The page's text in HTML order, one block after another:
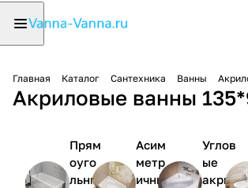
Главная Каталог Сантехника Ванны
Акриловые ванны
Прям
оуго
льны
Асим
метр
ичны
Углов
ые
акрил